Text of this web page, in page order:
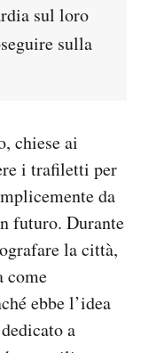
sul loro
sulla
chiese ai
i trafiletti per
da
futuro. Durante
la città,
come
ebbe l’idea
a